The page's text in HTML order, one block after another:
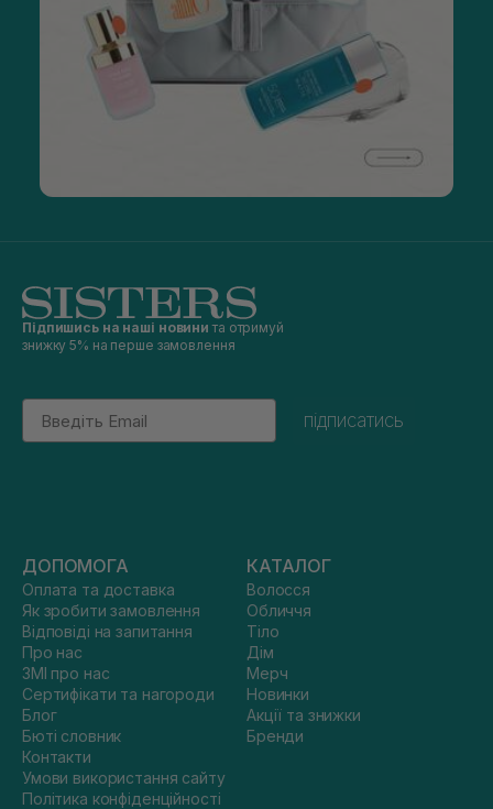
Підпишись на наші новини та отримуй
знижку 5% на перше замовлення
Email
підписатись
ДОПОМОГА
Оплата та доставка
Як зробити замовлення
Відповіді на запитання
Про нас
ЗМІ про нас
Сертифікати та нагороди
Блог
Бюті словник
Контакти
Умови використання сайту
Політика конфіденційності
КАТАЛОГ
Волосся
Обличчя
Тіло
Дім
Мерч
Новинки
Акції та знижки
Бренди